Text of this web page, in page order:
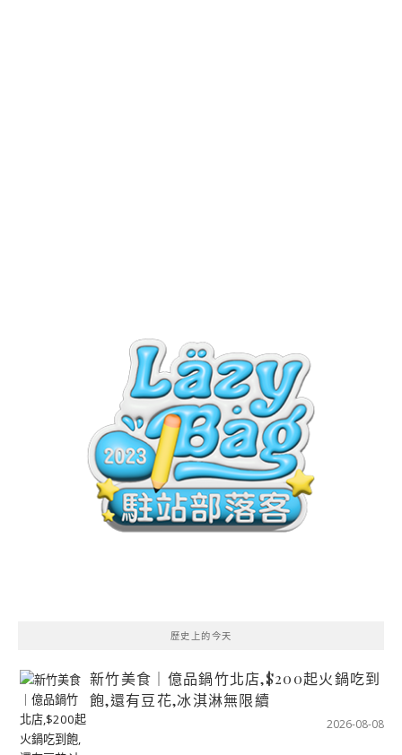
歷史上的今天
新竹美食｜億品鍋竹北店,$200起火鍋吃到
飽,還有豆花,冰淇淋無限續
2026-08-08